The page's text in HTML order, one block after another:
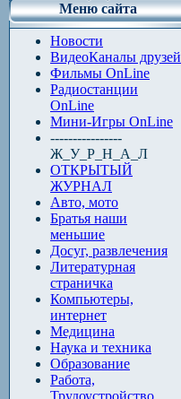
Меню сайта
Новости
ВидеоКаналы друзей
Фильмы OnLine
Радиостанции
OnLine
Мини-Игры OnLine
----------------
Ж_У_Р_Н_А_Л
ОТКРЫТЫЙ
ЖУРНАЛ
Авто, мото
Братья наши
меньшие
Досуг, развлечения
Литературная
страничка
Компьютеры,
интернет
Медицина
Наука и техника
Образование
Работа,
Трудоустройство